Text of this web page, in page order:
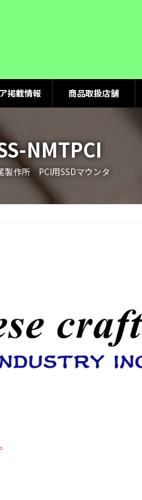
掲載情報 商品取扱店舗
NMTPCI
製作所 PCI用SSDマウンタ